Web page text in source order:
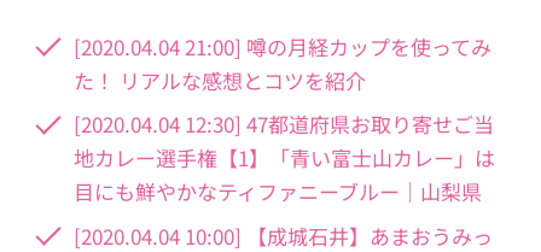
[2020.04.04 21:00] 噂の月経カップを使ってみ
た！ リアルな感想とコツを紹介
[2020.04.04 12:30] 47都道府県お取り寄せご当
地カレー選手権【1】「青い富士山カレー」は
目にも鮮やかなティファニーブルー｜山梨県
[2020.04.04 10:00] 【成城石井】あまおうみっ